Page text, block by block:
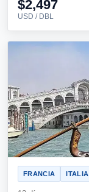
$2,497
USD / DBL
FRANCIA ITALIA